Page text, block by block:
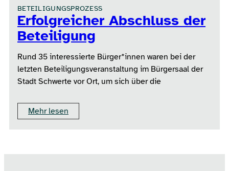
BETEILIGUNGSPROZESS
Erfolgreicher Abschluss der
Beteiligung
Rund 35 interessierte Bürger*innen waren bei der
letzten Beteiligungsveranstaltung im Bürgersaal der
Stadt Schwerte vor Ort, um sich über die
Mehr lesen